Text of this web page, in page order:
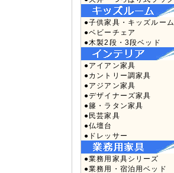
●子供家具・キッズルーム
●ベビーチェア
●木製2段・3段ベッド
●アイアン家具
●カントリー調家具
●アジアン家具
●デザイナーズ家具
●籐・ラタン家具
●民芸家具
●仏壇台
●ドレッサー
●業務用家具シリーズ
●業務用・宿泊用ベッド